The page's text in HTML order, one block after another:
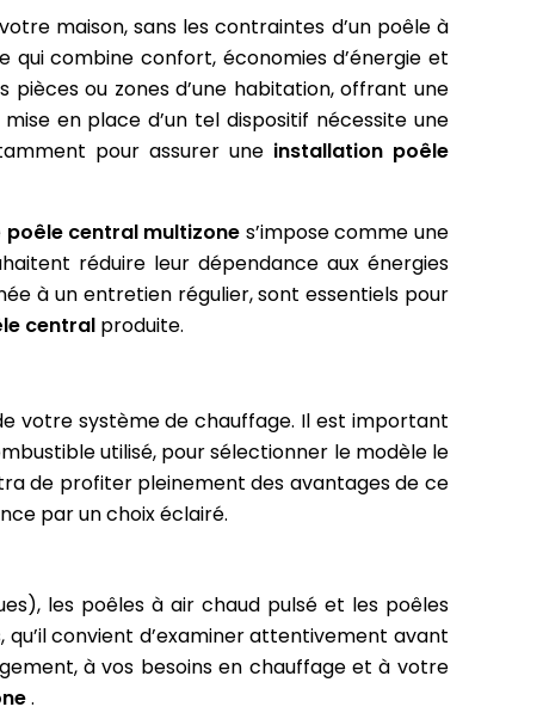
maison, sans les contraintes d’un poêle à
qui combine confort, économies d’énergie et
ou zones d’une habitation, offrant une
en place d’un tel dispositif nécessite une
pour assurer une installation poêle
poêle central multizone s’impose comme une
réduire leur dépendance aux énergies
à un entretien régulier, sont essentiels pour
central produite.
votre système de chauffage. Il est important
utilisé, pour sélectionner le modèle le
de profiter pleinement des avantages de ce
par un choix éclairé.
les poêles à air chaud pulsé et les poêles
convient d’examiner attentivement avant
à vos besoins en chauffage et à votre
.